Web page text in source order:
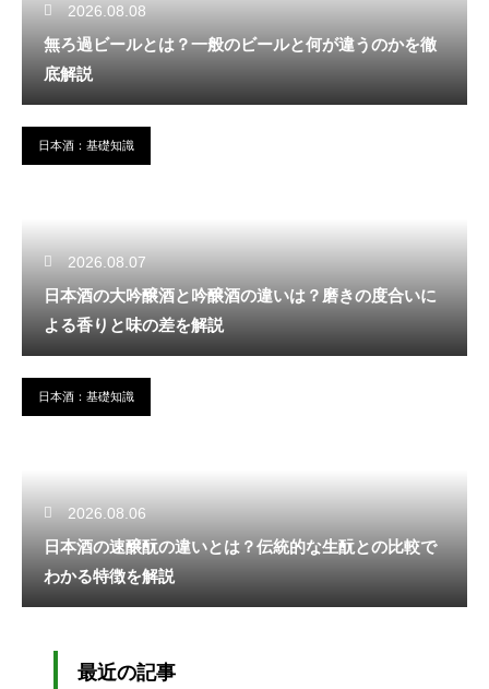
2026.08.08
無ろ過ビールとは？一般のビールと何が違うのかを徹
底解説
日本酒：基礎知識
2026.08.07
日本酒の大吟醸酒と吟醸酒の違いは？磨きの度合いに
よる香りと味の差を解説
日本酒：基礎知識
2026.08.06
日本酒の速醸酛の違いとは？伝統的な生酛との比較で
わかる特徴を解説
最近の記事